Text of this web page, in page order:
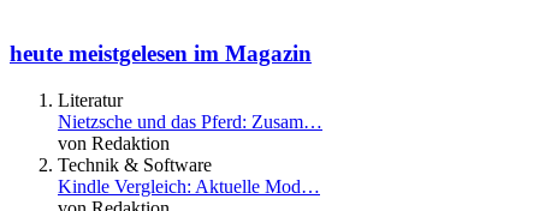
heute meistgelesen im Magazin
Literatur
Nietzsche und das Pferd: Zusam…
von Redaktion
Technik & Software
Kindle Vergleich: Aktuelle Mod…